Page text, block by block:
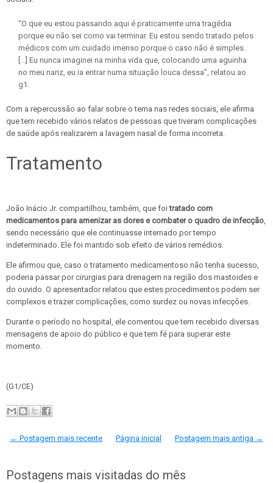
“O que eu estou passando aqui é praticamente uma tragédia
porque eu não sei como vai terminar. Eu estou sendo tratado pelos
médicos com um cuidado imenso porque o caso não é simples.
[...] Eu nunca imaginei na minha vida que, colocando uma aguinha
no meu nariz, eu ia entrar numa situação louca dessa”, relatou ao
g1.
Com a repercussão ao falar sobre o tema nas redes sociais, ele afirma
que tem recebido vários relatos de pessoas que tiveram complicações
de saúde após realizarem a lavagem nasal de forma incorreta.
Tratamento
João Inácio Jr. compartilhou, também, que foitratado com
medicamentos para amenizar as dores e combater o quadro de infecção,
sendo necessário que ele continuasse internado por tempo
indeterminado. Ele foi mantido sob efeito de vários remédios.
Ele afirmou que, caso o tratamento medicamentoso não tenha sucesso,
poderia passar por cirurgias para drenagem na região dos mastoides e
do ouvido. O apresentador relatou que estes procedimentos podem ser
complexos e trazer complicações, como surdez ou novas infecções.
Durante o período no hospital, ele comentou que tem recebido diversas
mensagens de apoio do público e que tem fé para superar este
momento.
(G1/CE)
← Postagem mais recente Postagem mais antiga →
Página inicial
Postagens mais visitadas do mês